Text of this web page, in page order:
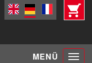
MENÜ Toggle